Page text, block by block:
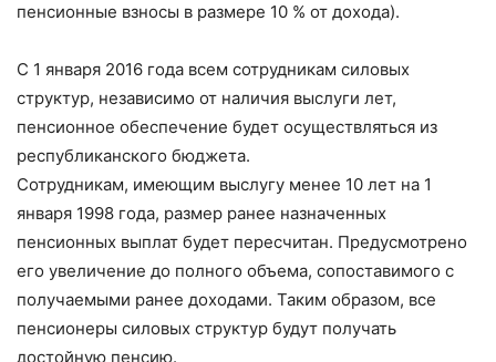
пенсионные взносы в размере 10 % от дохода).
С 1 января 2016 года всем сотрудникам силовых
структур, независимо от наличия выслуги лет,
пенсионное обеспечение будет осуществляться из
республиканского бюджета.
Сотрудникам, имеющим выслугу менее 10 лет на 1
января 1998 года, размер ранее назначенных
пенсионных выплат будет пересчитан. Предусмотрено
его увеличение до полного объема, сопоставимого с
получаемыми ранее доходами. Таким образом, все
пенсионеры силовых структур будут получать
достойную пенсию.